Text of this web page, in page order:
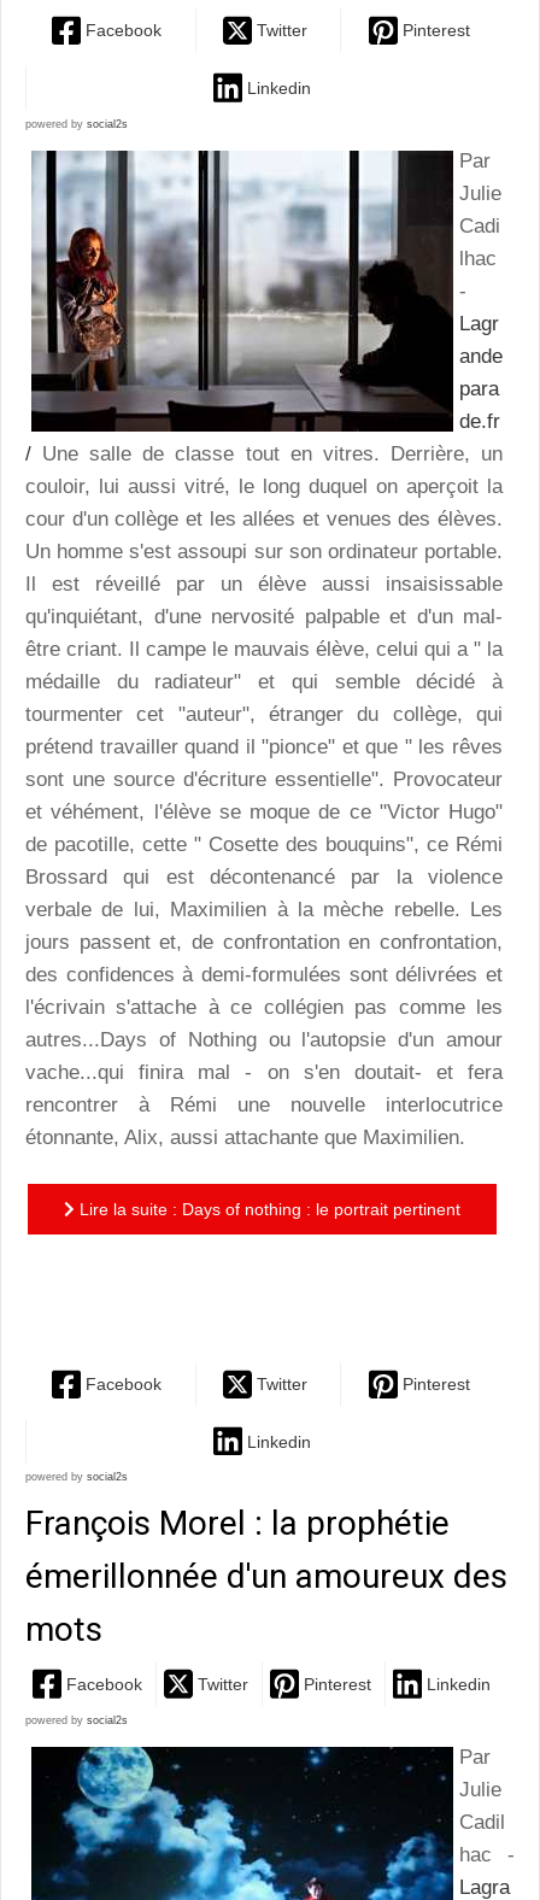
Facebook Twitter Pinterest
Linkedin
powered by social2s
Par
Julie
Cadi
lhac
-
Lagr
ande
para
de.fr
/ Une salle de classe tout en vitres. Derrière, un
couloir, lui aussi vitré, le long duquel on aperçoit la
cour d'un collège et les allées et venues des élèves.
Un homme s'est assoupi sur son ordinateur portable.
Il est réveillé par un élève aussi insaisissable
qu'inquiétant, d'une nervosité palpable et d'un mal-
être criant. Il campe le mauvais élève, celui qui a " la
médaille du radiateur" et qui semble décidé à
tourmenter cet "auteur", étranger du collège, qui
prétend travailler quand il "pionce" et que " les rêves
sont une source d'écriture essentielle". Provocateur
et véhément, l'élève se moque de ce "Victor Hugo"
de pacotille, cette " Cosette des bouquins", ce Rémi
Brossard qui est décontenancé par la violence
verbale de lui, Maximilien à la mèche rebelle. Les
jours passent et, de confrontation en confrontation,
des confidences à demi-formulées sont délivrées et
l'écrivain s'attache à ce collégien pas comme les
autres...Days of Nothing ou l'autopsie d'un amour
vache...qui finira mal - on s'en doutait- et fera
rencontrer à Rémi une nouvelle interlocutrice
étonnante, Alix, aussi attachante que Maximilien.
Lire la suite : Days of nothing : le portrait pertinent
Facebook Twitter Pinterest
Linkedin
powered by social2s
François Morel : la prophétie
émerillonnée d'un amoureux des
mots
Facebook Twitter Pinterest Linkedin
powered by social2s
Par
Julie
Cadil
hac -
Lagra